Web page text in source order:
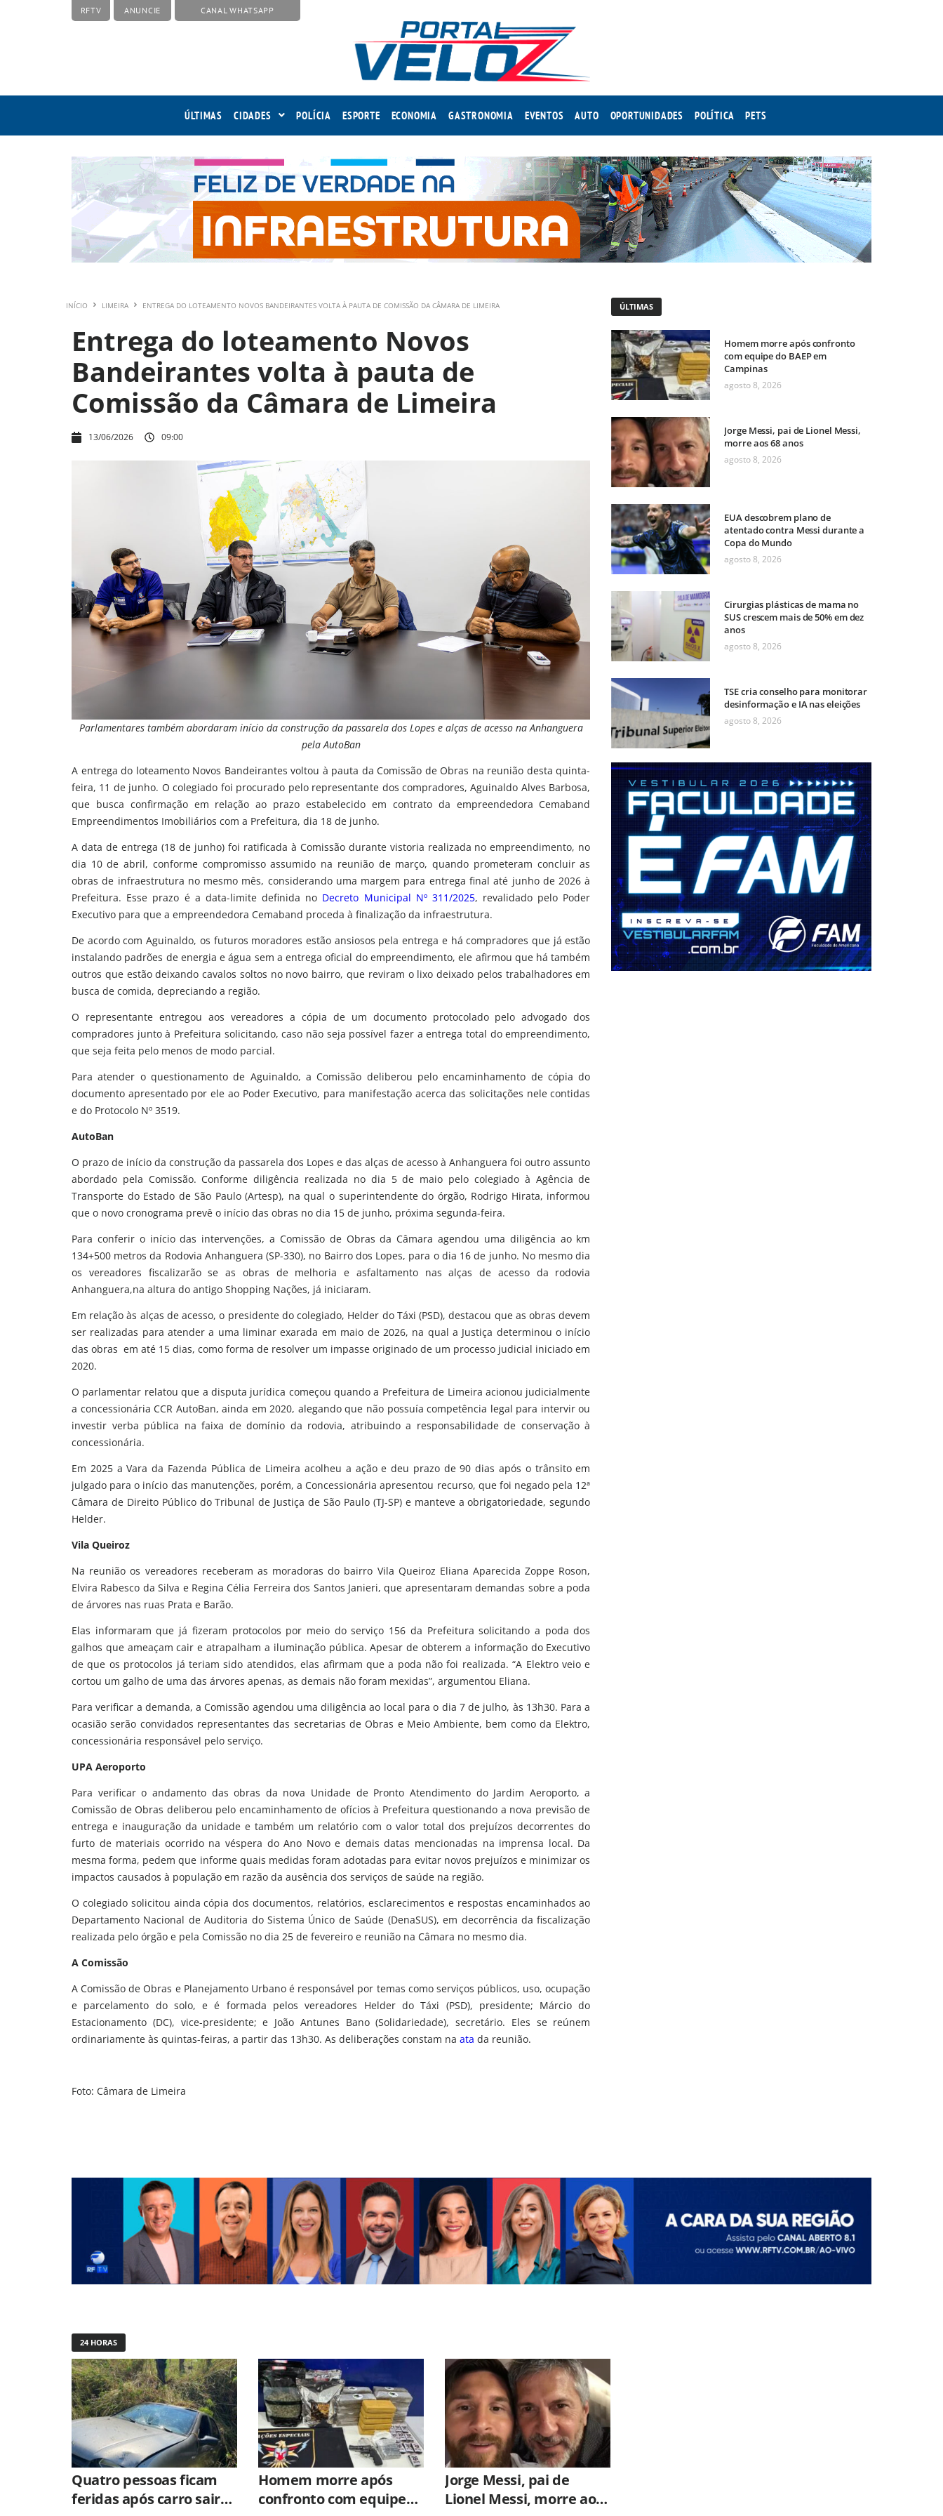
RFTV ANUNCIE CANAL WHATSAPP
ÚLTIMAS CIDADES POLÍCIA ESPORTE ECONOMIA GASTRONOMIA EVENTOS AUTO OPORTUNIDADES POLÍTICA PETS
INÍCIO LIMEIRA ENTREGA DO LOTEAMENTO NOVOS BANDEIRANTES VOLTA À PAUTA DE COMISSÃO DA CÂMARA DE LIMEIRA
Entrega do loteamento Novos
Bandeirantes volta à pauta de
Comissão da Câmara de Limeira
13/06/2026 09:00
Parlamentares também abordaram início da construção da passarela dos Lopes e alças de acesso na Anhanguera
pela AutoBan
A entrega do loteamento Novos Bandeirantes voltou à pauta da Comissão de Obras na reunião desta quinta-
feira, 11 de junho. O colegiado foi procurado pelo representante dos compradores, Aguinaldo Alves Barbosa,
que busca confirmação em relação ao prazo estabelecido em contrato da empreendedora Cemaband
Empreendimentos Imobiliários com a Prefeitura, dia 18 de junho.
A data de entrega (18 de junho) foi ratificada à Comissão durante vistoria realizada no empreendimento, no
dia 10 de abril, conforme compromisso assumido na reunião de março, quando prometeram concluir as
obras de infraestrutura no mesmo mês, considerando uma margem para entrega final até junho de 2026 à
Prefeitura. Esse prazo é a data-limite definida no Decreto Municipal Nº 311/2025, revalidado pelo Poder
Executivo para que a empreendedora Cemaband proceda à finalização da infraestrutura.
De acordo com Aguinaldo, os futuros moradores estão ansiosos pela entrega e há compradores que já estão
instalando padrões de energia e água sem a entrega oficial do empreendimento, ele afirmou que há também
outros que estão deixando cavalos soltos no novo bairro, que reviram o lixo deixado pelos trabalhadores em
busca de comida, depreciando a região.
O representante entregou aos vereadores a cópia de um documento protocolado pelo advogado dos
compradores junto à Prefeitura solicitando, caso não seja possível fazer a entrega total do empreendimento,
que seja feita pelo menos de modo parcial.
Para atender o questionamento de Aguinaldo, a Comissão deliberou pelo encaminhamento de cópia do
documento apresentado por ele ao Poder Executivo, para manifestação acerca das solicitações nele contidas
e do Protocolo Nº 3519.
AutoBan
O prazo de início da construção da passarela dos Lopes e das alças de acesso à Anhanguera foi outro assunto
abordado pela Comissão. Conforme diligência realizada no dia 5 de maio pelo colegiado à Agência de
Transporte do Estado de São Paulo (Artesp), na qual o superintendente do órgão, Rodrigo Hirata, informou
que o novo cronograma prevê o início das obras no dia 15 de junho, próxima segunda-feira.
Para conferir o início das intervenções, a Comissão de Obras da Câmara agendou uma diligência ao km
134+500 metros da Rodovia Anhanguera (SP-330), no Bairro dos Lopes, para o dia 16 de junho. No mesmo dia
os vereadores fiscalizarão se as obras de melhoria e asfaltamento nas alças de acesso da rodovia
Anhanguera,na altura do antigo Shopping Nações, já iniciaram.
Em relação às alças de acesso, o presidente do colegiado, Helder do Táxi (PSD), destacou que as obras devem
ser realizadas para atender a uma liminar exarada em maio de 2026, na qual a Justiça determinou o início
das obras em até 15 dias, como forma de resolver um impasse originado de um processo judicial iniciado em
2020.
O parlamentar relatou que a disputa jurídica começou quando a Prefeitura de Limeira acionou judicialmente
a concessionária CCR AutoBan, ainda em 2020, alegando que não possuía competência legal para intervir ou
investir verba pública na faixa de domínio da rodovia, atribuindo a responsabilidade de conservação à
concessionária.
Em 2025 a Vara da Fazenda Pública de Limeira acolheu a ação e deu prazo de 90 dias após o trânsito em
julgado para o início das manutenções, porém, a Concessionária apresentou recurso, que foi negado pela 12ª
Câmara de Direito Público do Tribunal de Justiça de São Paulo (TJ-SP) e manteve a obrigatoriedade, segundo
Helder.
Vila Queiroz
Na reunião os vereadores receberam as moradoras do bairro Vila Queiroz Eliana Aparecida Zoppe Roson,
Elvira Rabesco da Silva e Regina Célia Ferreira dos Santos Janieri, que apresentaram demandas sobre a poda
de árvores nas ruas Prata e Barão.
Elas informaram que já fizeram protocolos por meio do serviço 156 da Prefeitura solicitando a poda dos
galhos que ameaçam cair e atrapalham a iluminação pública. Apesar de obterem a informação do Executivo
de que os protocolos já teriam sido atendidos, elas afirmam que a poda não foi realizada. “A Elektro veio e
cortou um galho de uma das árvores apenas, as demais não foram mexidas”, argumentou Eliana.
Para verificar a demanda, a Comissão agendou uma diligência ao local para o dia 7 de julho, às 13h30. Para a
ocasião serão convidados representantes das secretarias de Obras e Meio Ambiente, bem como da Elektro,
concessionária responsável pelo serviço.
UPA Aeroporto
Para verificar o andamento das obras da nova Unidade de Pronto Atendimento do Jardim Aeroporto, a
Comissão de Obras deliberou pelo encaminhamento de ofícios à Prefeitura questionando a nova previsão de
entrega e inauguração da unidade e também um relatório com o valor total dos prejuízos decorrentes do
furto de materiais ocorrido na véspera do Ano Novo e demais datas mencionadas na imprensa local. Da
mesma forma, pedem que informe quais medidas foram adotadas para evitar novos prejuízos e minimizar os
impactos causados à população em razão da ausência dos serviços de saúde na região.
O colegiado solicitou ainda cópia dos documentos, relatórios, esclarecimentos e respostas encaminhados ao
Departamento Nacional de Auditoria do Sistema Único de Saúde (DenaSUS), em decorrência da fiscalização
realizada pelo órgão e pela Comissão no dia 25 de fevereiro e reunião na Câmara no mesmo dia.
A Comissão
A Comissão de Obras e Planejamento Urbano é responsável por temas como serviços públicos, uso, ocupação
e parcelamento do solo, e é formada pelos vereadores Helder do Táxi (PSD), presidente; Márcio do
Estacionamento (DC), vice-presidente; e João Antunes Bano (Solidariedade), secretário. Eles se reúnem
ordinariamente às quintas-feiras, a partir das 13h30. As deliberações constam na ata da reunião.
Foto: Câmara de Limeira
ÚLTIMAS
Homem morre após confronto
com equipe do BAEP em
Campinas
agosto 8, 2026
Jorge Messi, pai de Lionel Messi,
morre aos 68 anos
agosto 8, 2026
EUA descobrem plano de
atentado contra Messi durante a
Copa do Mundo
agosto 8, 2026
Cirurgias plásticas de mama no
SUS crescem mais de 50% em dez
anos
agosto 8, 2026
TSE cria conselho para monitorar
desinformação e IA nas eleições
agosto 8, 2026
24 HORAS
Quatro pessoas ficam
feridas após carro sair
Homem morre após
confronto com equipe
Jorge Messi, pai de
Lionel Messi, morre aos